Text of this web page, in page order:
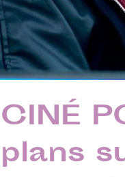
CINÉ
plans